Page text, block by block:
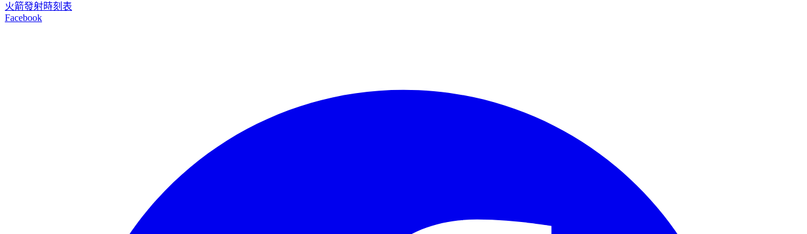
火箭發射時刻表
Facebook